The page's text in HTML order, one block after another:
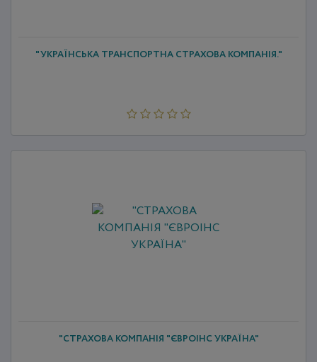
"УКРАЇНСЬКА ТРАНСПОРТНА СТРАХОВА КОМПАНІЯ."
"СТРАХОВА КОМПАНІЯ "ЄВРОІНС УКРАЇНА"